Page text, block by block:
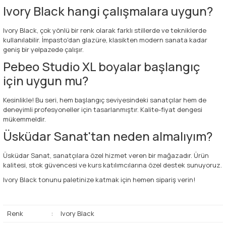
Ivory Black hangi çalışmalara uygun?
Ivory Black, çok yönlü bir renk olarak farklı stillerde ve tekniklerde
kullanılabilir. İmpasto'dan glazüre, klasikten modern sanata kadar
geniş bir yelpazede çalışır.
Pebeo Studio XL boyalar başlangıç
için uygun mu?
Kesinlikle! Bu seri, hem başlangıç seviyesindeki sanatçılar hem de
deneyimli profesyoneller için tasarlanmıştır. Kalite-fiyat dengesi
mükemmeldir.
Üsküdar Sanat'tan neden almalıyım?
Üsküdar Sanat, sanatçılara özel hizmet veren bir mağazadır. Ürün
kalitesi, stok güvencesi ve kurs katılımcılarına özel destek sunuyoruz.
Ivory Black tonunu paletinize katmak için hemen sipariş verin!
Renk :
Ivory Black